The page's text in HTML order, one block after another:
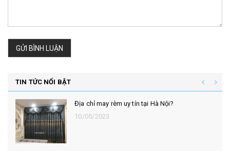
GỬI BÌNH LUẬN
TIN TỨC NỔI BẬT
Địa chỉ may rèm uy tín tại Hà Nội?
10/05/2023